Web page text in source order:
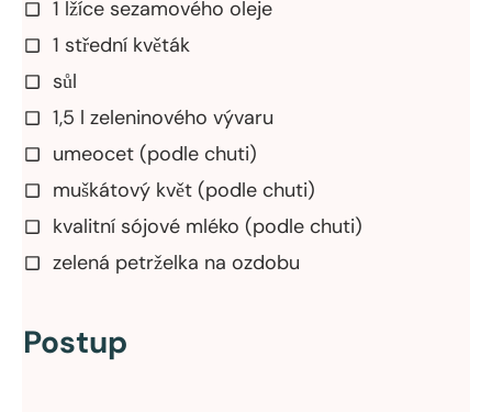
1 lžíce sezamového oleje
1 střední květák
sůl
1,5 l zeleninového vývaru
umeocet (podle chuti)
muškátový květ (podle chuti)
kvalitní sójové mléko (podle chuti)
zelená petrželka na ozdobu
Postup